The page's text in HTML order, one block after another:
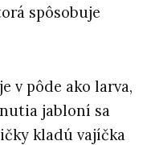
spôsobuje
v pôde ako larva,
jabloní sa
kladú vajíčka